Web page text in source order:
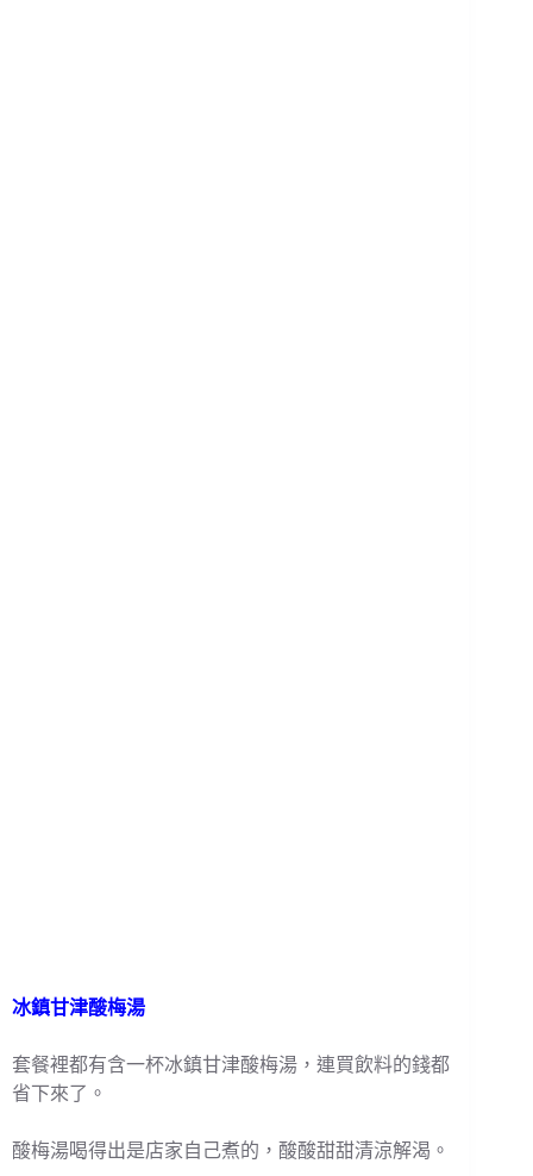
冰鎮甘津酸梅湯
套餐裡都有含一杯冰鎮甘津酸梅湯，連買飲料的錢都
省下來了。
酸梅湯喝得出是店家自己煮的，酸酸甜甜清涼解渴。